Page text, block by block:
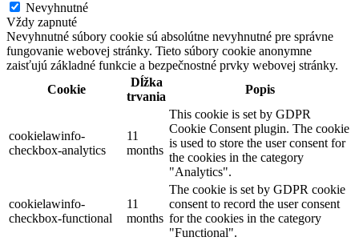
Nevyhnutné
Vždy zapnuté
Nevyhnutné súbory cookie sú absolútne nevyhnutné pre správne
fungovanie webovej stránky. Tieto súbory cookie anonymne
zaisťujú základné funkcie a bezpečnostné prvky webovej stránky.
Cookie
Dĺžka
trvania
Popis
cookielawinfo-
checkbox-analytics
11
months
This cookie is set by GDPR
Cookie Consent plugin. The cookie
is used to store the user consent for
the cookies in the category
"Analytics".
cookielawinfo-
checkbox-functional
11
months
The cookie is set by GDPR cookie
consent to record the user consent
for the cookies in the category
"Functional".